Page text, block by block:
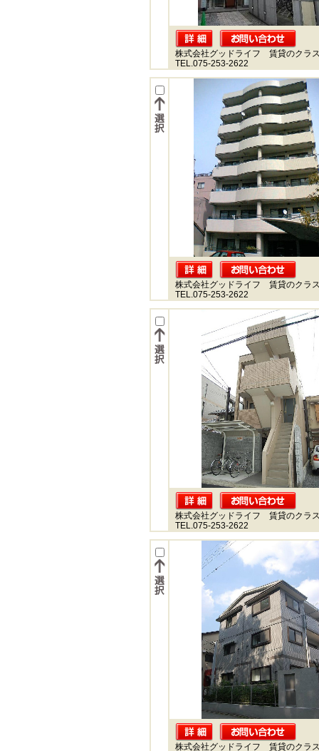
株式会社グッドライフ 賃貸のクラ
TEL.075-253-2622
株式会社グッドライフ 賃貸のクラ
TEL.075-253-2622
株式会社グッドライフ 賃貸のクラ
TEL.075-253-2622
株式会社グッドライフ 賃貸のクラ